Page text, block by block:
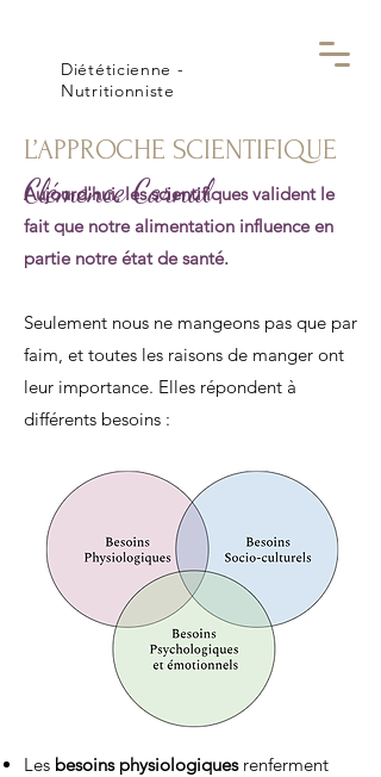
Diététicienne -
Nutritionniste
Clémence Carnal
L’APPROCHE SCIENTIFIQUE
Aujourd'hui, les scientifiques valident le
fait que notre alimentation influence en
partie notre état de santé.
Seulement nous ne mangeons pas que par
faim, et toutes les raisons de manger ont
leur importance. Elles répondent à
différents besoins :
Les besoins physiologiquesrenferment